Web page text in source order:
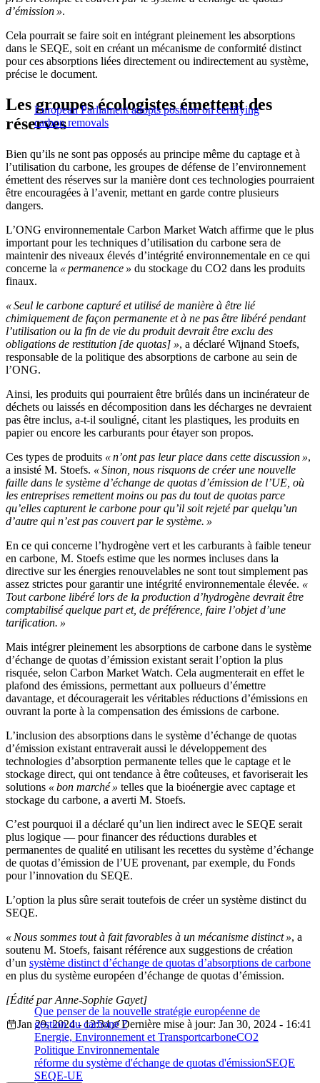
d’émission ».
Cela pourrait se faire soit en intégrant pleinement les absorptions
dans le SEQE, soit en créant un mécanisme de conformité distinct
pour ces absorptions liées directement ou indirectement au système,
précise le document.
European Parliament adopts position on certifying
carbon removals
Les groupes écologistes émettent des
réserves
Bien qu’ils ne sont pas opposés au principe même du captage et à
l’utilisation du carbone, les groupes de défense de l’environnement
émettent des réserves sur la manière dont ces technologies pourraient
être encouragées à l’avenir, mettant en garde contre plusieurs
dangers.
L’ONG environnementale Carbon Market Watch affirme que le plus
important pour les techniques d’utilisation du carbone sera de
maintenir des niveaux élevés d’intégrité environnementale en ce qui
concerne la « permanence » du stockage du CO2 dans les produits
finaux.
« Seul le carbone capturé et utilisé de manière à être lié
chimiquement de façon permanente et à ne pas être libéré pendant
l’utilisation ou la fin de vie du produit devrait être exclu des
obligations de restitution [de quotas] », a déclaré Wijnand Stoefs,
responsable de la politique des absorptions de carbone au sein de
l’ONG.
Ainsi, les produits qui pourraient être brûlés dans un incinérateur de
déchets ou laissés en décomposition dans les décharges ne devraient
pas être inclus, a-t-il souligné, citant les plastiques, les produits en
papier ou encore les carburants pour étayer son propos.
Ces types de produits « n’ont pas leur place dans cette discussion »,
a insisté M. Stoefs. « Sinon, nous risquons de créer une nouvelle
faille dans le système d’échange de quotas d’émission de l’UE, où
les entreprises remettent moins ou pas du tout de quotas parce
qu’elles capturent le carbone pour qu’il soit rejeté par quelqu’un
d’autre qui n’est pas couvert par le système. »
En ce qui concerne l’hydrogène vert et les carburants à faible teneur
en carbone, M. Stoefs estime que les normes incluses dans la
directive sur les énergies renouvelables ne sont tout simplement pas
assez strictes pour garantir une intégrité environnementale élevée. «
Tout carbone libéré lors de la production d’hydrogène devrait être
comptabilisé quelque part et, de préférence, faire l’objet d’une
tarification. »
Mais intégrer pleinement les absorptions de carbone dans le système
d’échange de quotas d’émission existant serait l’option la plus
risquée, selon Carbon Market Watch. Cela augmenterait en effet le
plafond des émissions, permettant aux pollueurs d’émettre
davantage, et découragerait les véritables réductions d’émissions en
ouvrant la porte à la compensation des émissions de carbone.
L’inclusion des absorptions dans le système d’échange de quotas
d’émission existant entraverait aussi le développement des
technologies d’absorption permanente telles que le captage et le
stockage direct, qui ont tendance à être coûteuses, et favoriserait les
solutions « bon marché » telles que la bioénergie avec captage et
stockage du carbone, a averti M. Stoefs.
C’est pourquoi il a déclaré qu’un lien indirect avec le SEQE serait
plus logique — pour financer des réductions durables et
permanentes de qualité en utilisant les recettes du système d’échange
de quotas d’émission de l’UE provenant, par exemple, du Fonds
pour l’innovation du SEQE.
L’option la plus sûre serait toutefois de créer un système distinct du
SEQE.
« Nous sommes tout à fait favorables à un mécanisme distinct », a
soutenu M. Stoefs, faisant référence aux suggestions de création
d’un système distinct d’échange de quotas d’absorptions de carbone
en plus du système européen d’échange de quotas d’émission.
Que penser de la nouvelle stratégie européenne de
gestion du carbone ?
[Édité par Anne-Sophie Gayet]
Jan 29, 2024 - 12:34
Dernière mise à jour: Jan 30, 2024 - 16:41
Energie, Environnement et TransportcarboneCO2
Politique Environnementale
réforme du système d'échange de quotas d'émissionSEQE
SEQE-UE